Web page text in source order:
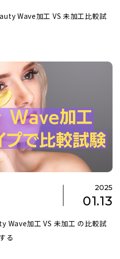
2025
01.13
Wave加工 VS 未加工 の比較試
る